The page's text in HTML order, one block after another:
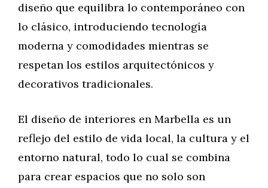
diseño que equilibra lo contemporáneo con
lo clásico, introduciendo tecnología
moderna y comodidades mientras se
respetan los estilos arquitectónicos y
decorativos tradicionales.
El diseño de interiores en Marbella es un
reflejo del estilo de vida local, la cultura y el
entorno natural, todo lo cual se combina
para crear espacios que no solo son